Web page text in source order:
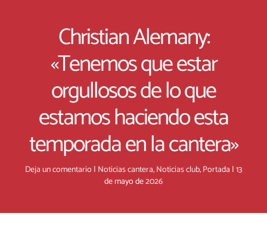
Christian Alemany:
«Tenemos que estar
orgullosos de lo que
estamos haciendo esta
temporada en la cantera»
Deja un comentario | Noticias cantera,Noticias club,Portada |13
de mayo de 2026